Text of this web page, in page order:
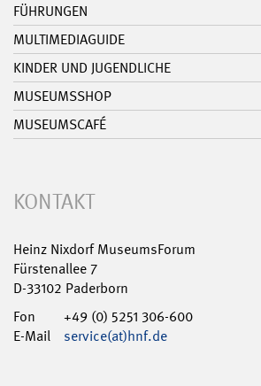
FÜHRUNGEN
MULTIMEDIAGUIDE
KINDER UND JUGENDLICHE
MUSEUMSSHOP
MUSEUMSCAFÉ
KONTAKT
Heinz Nixdorf MuseumsForum
Fürstenallee 7
D-33102 Paderborn
Fon
+49 (0) 5251 306-600
E-Mail
service(at)hnf.de